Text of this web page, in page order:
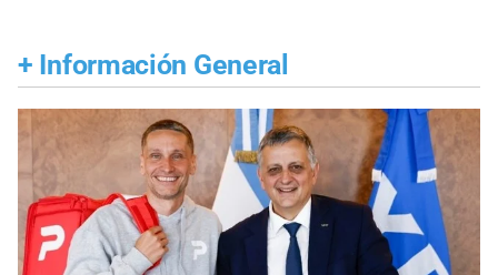
+ Información General